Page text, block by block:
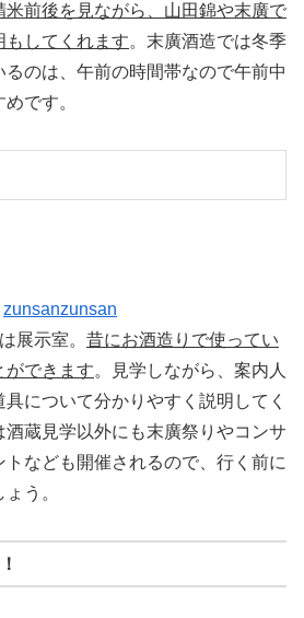
前後を見ながら、山田錦や末廣で
もしてくれます。末廣酒造では冬季
のは、午前の時間帯なので午前中
です。
zunsanzunsan
展示室。 昔にお酒造りで使ってい
ができます。見学しながら、案内人
について分かりやすく説明してく
蔵見学以外にも末廣祭りやコンサ
なども開催されるので、行く前に
う。